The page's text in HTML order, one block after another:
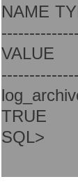
NAME
VALUE
TRUE
SQL>